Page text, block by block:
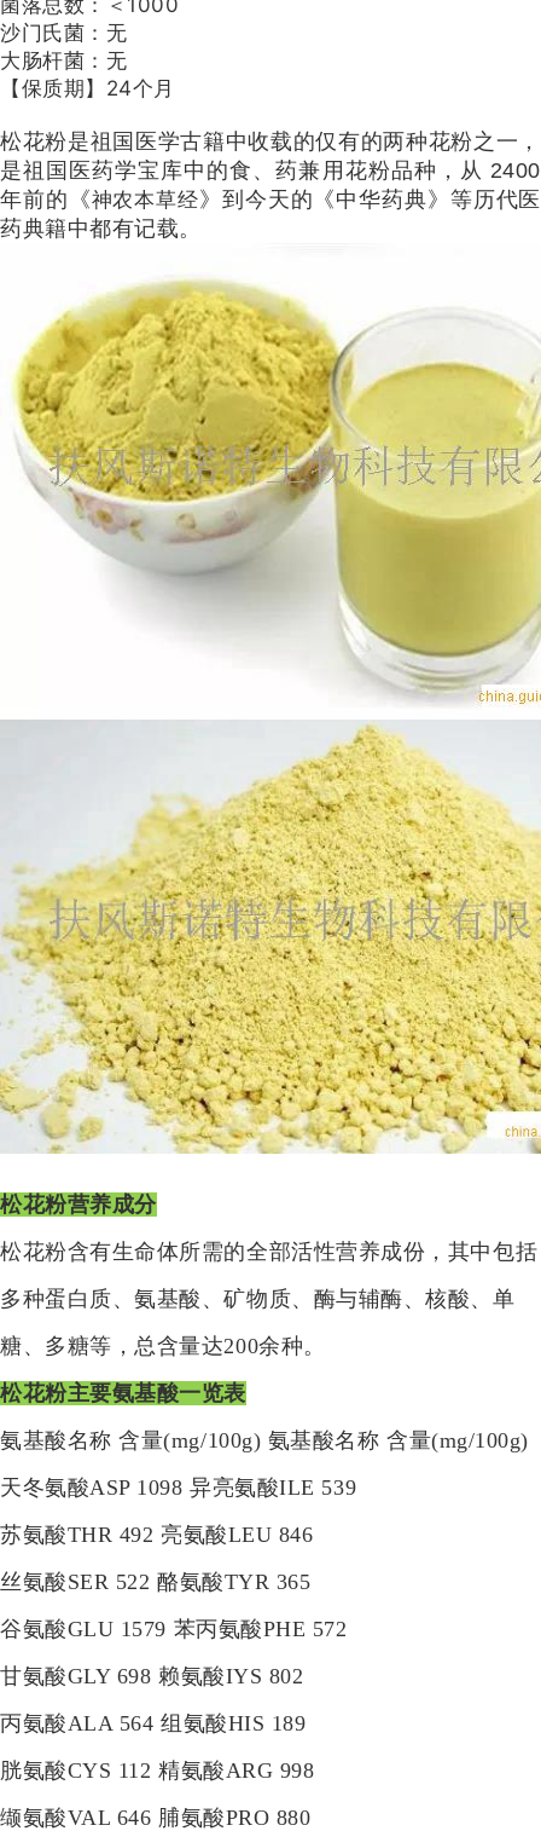
菌落总数：＜1000
沙门氏菌：无
大肠杆菌：无
【保质期】24个月
松花粉是祖国医学古籍中收载的仅有的两种花粉之一，
是祖国医药学宝库中的食、药兼用花粉品种，从 2400
年前的《神农本草经》到今天的《中华药典》等历代医
药典籍中都有记载。
松花粉营养成分
松花粉含有生命体所需的全部活性营养成份，其中包括
多种蛋白质、氨基酸、矿物质、酶与辅酶、核酸、单
糖、多糖等，总含量达200余种。
松花粉主要氨基酸一览表
氨基酸名称 含量(mg/100g) 氨基酸名称 含量(mg/100g)
天冬氨酸ASP 1098 异亮氨酸ILE 539
苏氨酸THR 492 亮氨酸LEU 846
丝氨酸SER 522 酪氨酸TYR 365
谷氨酸GLU 1579 苯丙氨酸PHE 572
甘氨酸GLY 698 赖氨酸IYS 802
丙氨酸ALA 564 组氨酸HIS 189
胱氨酸CYS 112 精氨酸ARG 998
缬氨酸VAL 646 脯氨酸PRO 880